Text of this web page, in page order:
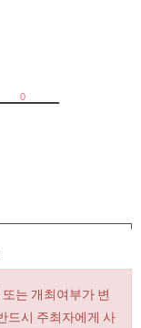
0
는 개최여부가 변
드시 주최자에게 사